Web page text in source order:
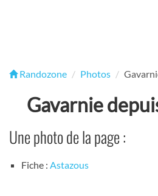
Randozone Photos
Gavarnie
Une photo de la page :
Fiche : Astazous